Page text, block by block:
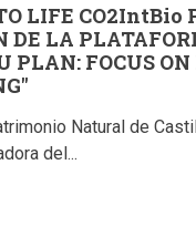
LIFE CO2IntBio
DE LA
PLAN: FOCUS
Natural de
del...